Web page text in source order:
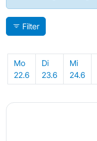
Filter
Mo
22.6
Di
23.6
Mi
24.6